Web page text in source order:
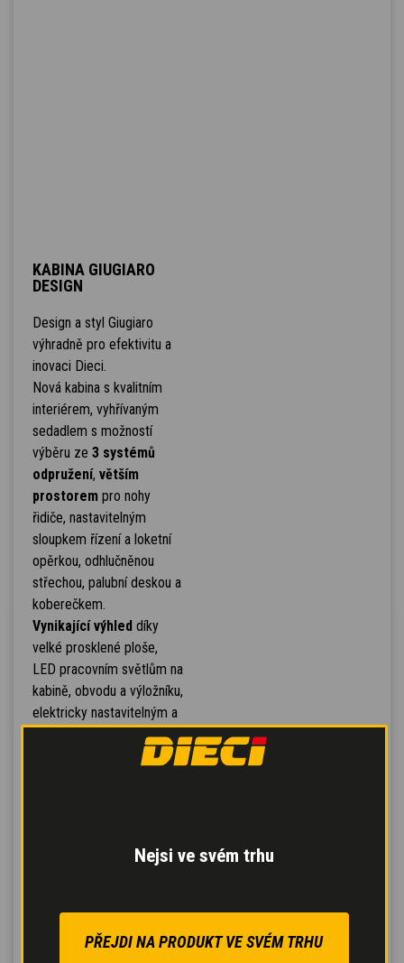
Nejsi ve svém trhu
PŘEJDI NA PRODUKT VE SVÉM TRHU
KABINA GIUGIARO
DESIGN
Design a styl Giugiaro
výhradně pro efektivitu a
inovaci Dieci.
Nová kabina s kvalitním
interiérem, vyhřívaným
sedadlem s možností
výběru ze 3 systémů
odpružení, větším
prostorempro nohy
řidiče, nastavitelným
sloupkem řízení a loketní
opěrkou, odhlučněnou
střechou, palubní deskou a
koberečkem.
Vynikající výhled díky
velké prosklené ploše,
LED pracovním světlům na
kabině, obvodu a výložníku,
elektricky nastavitelným a
vyhřívaným zpětným
zadní okno a střecha,
integrované elektrické